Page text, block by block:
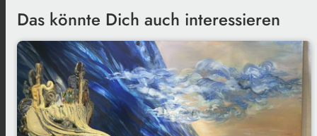
Das könnte Dich auch interessieren